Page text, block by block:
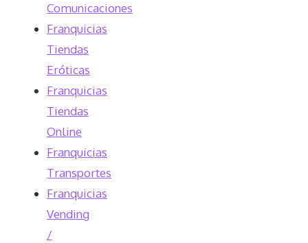
Comunicaciones
Franquicias
Tiendas
Eróticas
Franquicias
Tiendas
Online
Franquicias
Transportes
Franquicias
Vending
/